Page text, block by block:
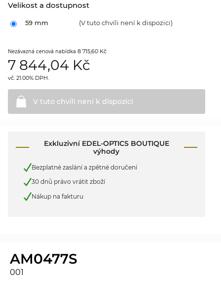
Velikost a dostupnost
59 mm (V tuto chvíli není k dispozici)
Nezávazná cenová nabídka 8 715,60 Kč
7 844,04 Kč
vč. 21.00% DPH.
V tuto chvíli není k dispozici
Exkluzivní EDEL-OPTICS BOUTIQUE
výhody
Bezplatné zaslání a zpětné doručení
30 dnů právo vrátit zboží
Nákup na fakturu
AM0477S
001